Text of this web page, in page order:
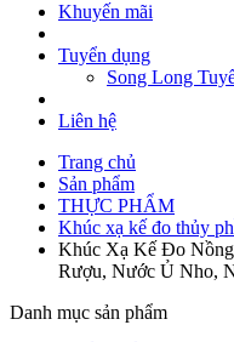
cực
Khuyến mãi
Tuyển dụng
Song Long
Liên hệ
Trang chủ
Sản phẩm
THỰC PHẨM
Khúc xạ kế đo thủy
Khúc Xạ Kế Đo
Rượu, Nước Ủ Nho,
Danh mục sản phẩm